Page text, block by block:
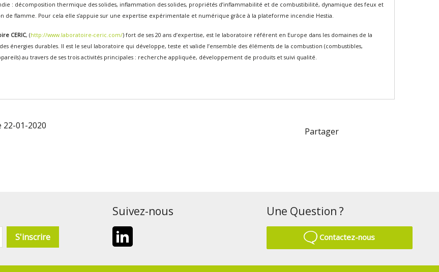
: décomposition thermique des solides, inflammation des solides, propriétés d’inflammabilité et de combustibilité, dynamique des feux et
de flamme. Pour cela elle s’appuie sur une expertise expérimentale et numérique grâce à la plateforme incendie Hestia.
CERIC, (http://www.laboratoire-ceric.com/) fort de ses 20 ans d’expertise, est le laboratoire référent en Europe dans les domaines de la
énergies durables. Il est le seul laboratoire qui développe, teste et valide l’ensemble des éléments de la combustion (combustibles,
au travers de ses trois activités principales : recherche appliquée, développement de produits et suivi qualité.
22-01-2020
Partager
Suivez-nous Une Question ?
Contactez-nous